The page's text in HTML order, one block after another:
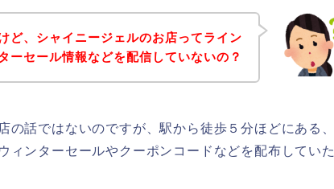
ど、シャイニージェルのお店ってライン
ーセール情報などを配信していないの？
の話ではないのですが、駅から徒歩５分ほどにある、
ィンターセールやクーポンコードなどを配布していた